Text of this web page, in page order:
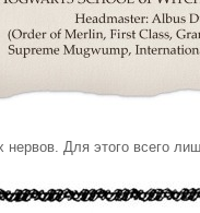
нервов. Для этого всего